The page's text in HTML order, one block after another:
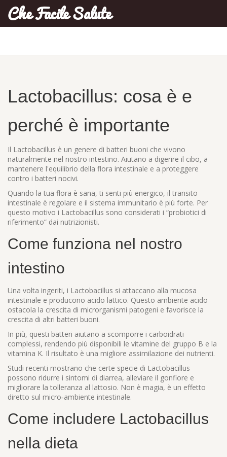
Che Facile Salute
Lactobacillus: cosa è e
perché è importante
Il Lactobacillus è un genere di batteri buoni che vivono
naturalmente nel nostro intestino. Aiutano a digerire il cibo, a
mantenere l'equilibrio della flora intestinale e a proteggere
contro i batteri nocivi.
Quando la tua flora è sana, ti senti più energico, il transito
intestinale è regolare e il sistema immunitario è più forte. Per
questo motivo i Lactobacillus sono considerati i “probiotici di
riferimento” dai nutrizionisti.
Come funziona nel nostro
intestino
Una volta ingeriti, i Lactobacillus si attaccano alla mucosa
intestinale e producono acido lattico. Questo ambiente acido
ostacola la crescita di microrganismi patogeni e favorisce la
crescita di altri batteri buoni.
In più, questi batteri aiutano a scomporre i carboidrati
complessi, rendendo più disponibili le vitamine del gruppo B e la
vitamina K. Il risultato è una migliore assimilazione dei nutrienti.
Studi recenti mostrano che certe specie di Lactobacillus
possono ridurre i sintomi di diarrea, alleviare il gonfiore e
migliorare la tolleranza al lattosio. Non è magia, è un effetto
diretto sul micro‑ambiente intestinale.
Come includere Lactobacillus
nella dieta